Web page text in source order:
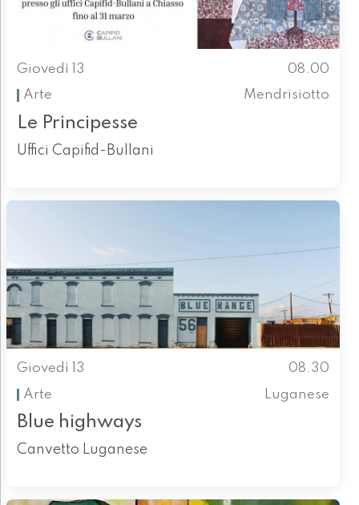
Giovedì 13
08.00
Arte
Mendrisiotto
Le Principesse
Uffici Capifid-Bullani
Giovedì 13
08.30
Arte
Luganese
Blue highways
Canvetto Luganese